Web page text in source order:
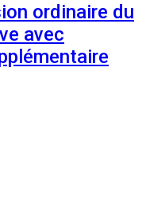
ordinaire du
avec